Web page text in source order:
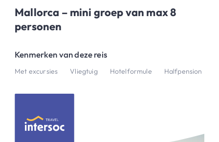
Mallorca – mini groep van max 8
personen
Kenmerken van deze reis
Met excursies Vliegtuig Hotelformule Halfpension